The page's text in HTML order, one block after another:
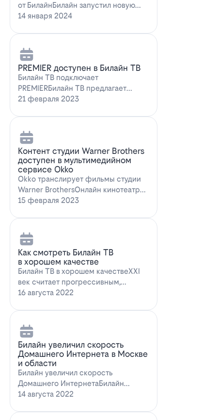
от БилайнБилайн запустил новую
услугу – "Общий баланс"…
14 января 2024
PREMIER доступен в Билайн ТВ
Билайн ТВ подключает
PREMIERБилайн ТВ предлагает
подписку на PREMIER. Всем
21 февраля 2023
Контент студии Warner Brothers
доступен в мультимедийном
сервисе Okko
Okko транслирует фильмы студии
Warner BrothersОнлайн кинотеатр
Okko пополнил коллекцию лучшими
15 февраля 2023
Как смотреть Билайн ТВ
в хорошем качестве
Билайн ТВ в хорошем качествеXXI
век считает прогрессивным,
большинство технологий доступны
16 августа 2022
Билайн увеличил скорость
Домашнего Интернета в Москве
и области
Билайн увеличил скорость
Домашнего ИнтернетаБилайн
увеличил скорость Домашнего
14 августа 2022